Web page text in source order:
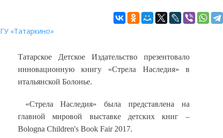
ГУ «Татаркино»
Татарское Детское Издательство презентовало
инновационную книгу «Стрела Наследия» в
итальянской Болонье.
«Стрела Наследия» была представлена на
главной мировой выставке детских книг –
Bologna Children's Book Fair 2017.